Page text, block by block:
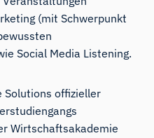
(mit Schwerpunkt
Social Media Listening.
Solutions offizieller
Wirtschaftsakademie